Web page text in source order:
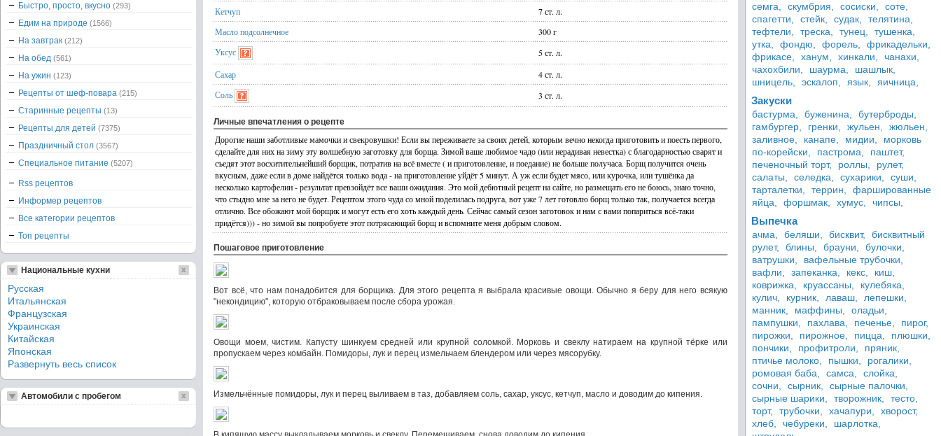
Кетчуп
7 ст. л.
Масло подсолнечное
300 г
Уксус
5 ст. л.
Сахар
4 ст. л.
Соль
3 ст. л.
Личные впечатления о рецепте
Дорогие наши заботливые мамочки и свекровушки! Если вы переживаете за своих детей, которым вечно некогда приготовить и поесть первого,
сделайте для них на зиму эту волшебную заготовку для борща. Зимой ваше любимое чадо (или нерадивая невестка) с благодарностью сварят и
съедят этот восхитительнейший борщик, потратив на всё вместе ( и приготовление, и поедание) не больше получаса. Борщ получится очень
вкусным, даже если в доме найдётся только вода - на приготовление уйдёт 5 минут. А уж если будет мясо, или курочка, или тушёнка да
несколько картофелин - результат превзойдёт все ваши ожидания. Это мой дебютный рецепт на сайте, но размещать его не боюсь, знаю точно,
что стыдно мне за него не будет. Рецептом этого чуда со мной поделилась подруга, вот уже 7 лет готовлю борщ только так, получается всегда
отлично. Все обожают мой борщик и могут есть его хоть каждый день. Сейчас самый сезон заготовок и нам с вами попариться всё-таки
придётся))) - но зимой вы попробуете этот потрясающий борщ и вспомните меня добрым словом.
Пошаговое приготовление
Вот всё, что нам понадобится для борщика. Для этого рецепта я выбрала красивые овощи. Обычно я беру для него всякую
"некондицию", которую отбраковываем после сбора урожая.
Овощи моем, чистим. Капусту шинкуем средней или крупной соломкой. Морковь и свеклу натираем на крупной тёрке или
пропускаем через комбайн. Помидоры, лук и перец измельчаем блендером или через мясорубку.
Измельчённые помидоры, лук и перец выливаем в таз, добавляем соль, сахар, уксус, кетчуп, масло и доводим до кипения.
Быстро, просто, вкусно (293)
Едим на природе (1566)
На завтрак (212)
На обед (561)
На ужин (123)
Рецепты от шеф-повара (215)
Старинные рецепты (13)
Рецепты для детей (7375)
Праздничный стол (3567)
Специальное питание (5207)
Rss рецептов
Информер рецептов
Все категории рецептов
Топ рецепты
Национальные кухни
Русская
Итальянская
Французская
Украинская
Китайская
Японская
Развернуть весь список
Автомобили с пробегом
семга,
скумбрия, сосиски,
соте,
спагетти,
стейк, судак,
телятина,
тефтели,
треска, тунец,
тушенка,
утка,
фондю, форель,
фрикадельки,
фрикасе,
ханум, хинкали,
чанахи,
чахохбили,
шаурма,
шашлык,
шницель,
эскалоп, язык, яичница,
Закуски
бастурма, буженина,
бутерброды,
гамбургер,
гренки, жульен,
жюльен,
заливное,
канапе, мидии,
морковь
по-корейски,
пастрома,
паштет,
печеночный торт,
роллы,
рулет,
салаты,
селедка, сухарики,
суши,
тарталетки,
террин,
фаршированные
яйца,
форшмак, хумус, чипсы,
Выпечка
ачма, беляши, бисквит,
бисквитный
рулет,
блины, брауни,
булочки,
ватрушки,
вафельные трубочки,
вафли,
запеканка, кекс,
киш,
коврижка,
круассаны,
кулебяка,
кулич,
курник, лаваш,
лепешки,
манник,
маффины,
оладьи,
пампушки,
пахлава, печенье,
пирог,
пирожки,
пирожное, пицца,
плюшки,
пончики,
профитроли,
пряник,
птичье молоко,
пышки,
рогалики,
ромовая баба,
самса,
слойка,
сочни,
сырник,
сырные палочки,
сырные шарики,
творожник,
тесто,
торт,
трубочки, хачапури,
хворост,
хлеб,
чебуреки,
шарлотка,